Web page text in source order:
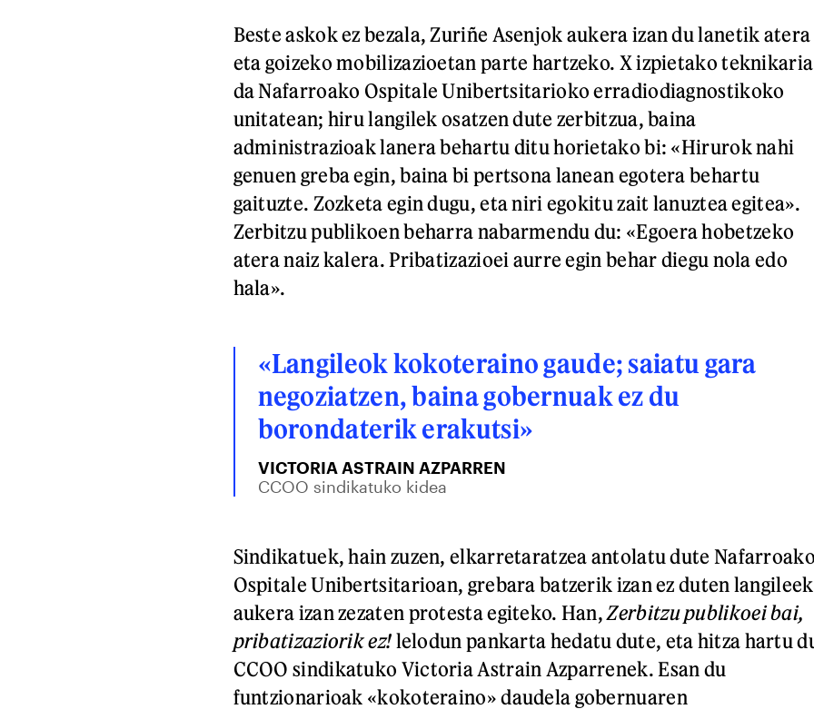
Beste askok ez bezala, Zuriñe Asenjok aukera izan du lanetik atera
eta goizeko mobilizazioetan parte hartzeko. X izpietako teknikaria
da Nafarroako Ospitale Unibertsitarioko erradiodiagnostikoko
unitatean; hiru langilek osatzen dute zerbitzua, baina
administrazioak lanera behartu ditu horietako bi: «Hirurok nahi
genuen greba egin, baina bi pertsona lanean egotera behartu
gaituzte. Zozketa egin dugu, eta niri egokitu zait lanuztea egitea».
Zerbitzu publikoen beharra nabarmendu du: «Egoera hobetzeko
atera naiz kalera. Pribatizazioei aurre egin behar diegu nola edo
hala».
«Langileok kokoteraino gaude; saiatu gara
negoziatzen, baina gobernuak ez du
borondaterik erakutsi»
VICTORIA ASTRAIN AZPARREN
CCOO sindikatuko kidea
Sindikatuek, hain zuzen, elkarretaratzea antolatu dute
Ospitale Unibertsitarioan, grebara batzerik izan ez duten langileek
aukera izan zezaten protesta egiteko. Han,Zerbitzu publikoei bai,
pribatizaziorik ez! lelodun pankarta hedatu dute, eta hitza hartu
CCOO sindikatuko Victoria Astrain Azparrenek. Esan du
funtzionarioak «kokoteraino» daudela gobernuaren